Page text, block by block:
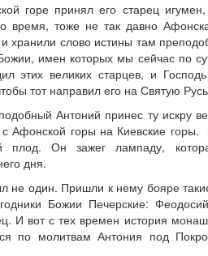
горе принял его старец
время, тоже не так давно
хранили слово истины там
имен которых мы сейчас по
этих великих старцев, и
тот направил его на Святую
Антоний принес ту искру
с Афонской горы на Киевские
плод. Он зажег лампаду,
дня.
не один. Пришли к нему бояре
Божии Печерские:
И вот с тех времен история
по молитвам Антония под